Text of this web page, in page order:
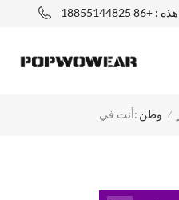
هذه : +86 18855144825
أنت في: وطن /